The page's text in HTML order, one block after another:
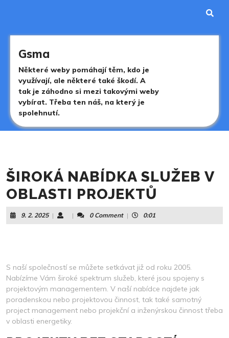
Gsma
Některé weby pomáhají těm, kdo je
využívají, ale některé také škodí. A
tak je záhodno si mezi takovými weby
vybírat. Třeba ten náš, na který je
spolehnutí.
ŠIROKÁ NABÍDKA SLUŽEB V
OBLASTI PROJEKTŮ
9. 2. 20259.
2.
| | 0 Comment | 0:01
S naší společností se můžete setkávat již od roku 2005.
Nabízíme Vám široké spektrum služeb, které jsou spojeny s
projektovým managementem. V naší nabídce najdete jak
poradenskou nebo projektovou činnost, tak také samotný
project management nebo projekční a inženýrskou činnost třeba
v oblasti energetiky.